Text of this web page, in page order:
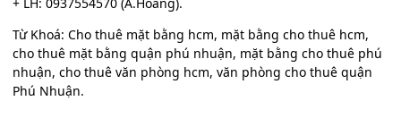
Từ Khoá: Cho thuê mặt bằng hcm, mặt bằng cho thuê hcm,
cho thuê mặt bằng quận phú nhuận, mặt bằng cho thuê phú
nhuận, cho thuê văn phòng hcm, văn phòng cho thuê quận
Phú Nhuận.